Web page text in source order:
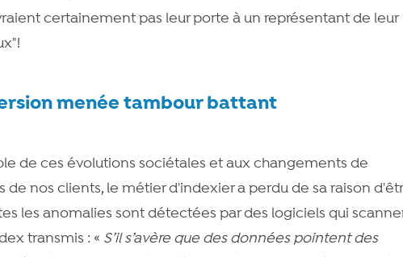
certainement pas leur porte à un représentant de leur
menée tambour battant
de ces évolutions sociétales et aux changements de
nos clients, le métier d'indexier a perdu de sa raison
les anomalies sont détectées par des logiciels qui
transmis : « S’il s’avère que des données pointent des